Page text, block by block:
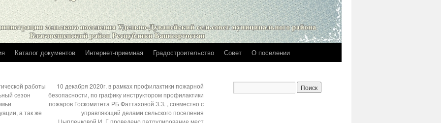
Каталог документов Интернет-приемная Градостроительство Совет О поселении
работы
сезон
а так же
10 декабря 2020г. в рамках профилактики пожарной
безопасности, по графику инструктором профилактики
пожаров Госкомитета РБ Фаттаховой З.З. , совместно с
управляющий делами сельского поселения
Цыпленковой И. Г.проведено патрулирование мест